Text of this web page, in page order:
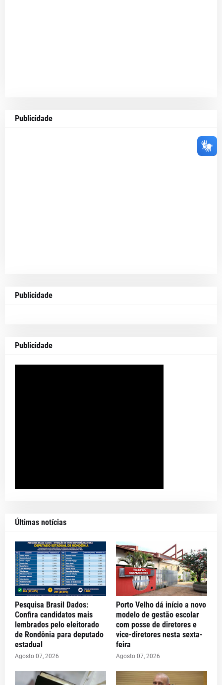
Publicidade
Publicidade
Publicidade
Últimas notícias
Pesquisa Brasil Dados:
Confira candidatos mais
lembrados pelo eleitorado
de Rondônia para deputado
estadual
Agosto 07, 2026
Porto Velho dá início a novo
modelo de gestão escolar
com posse de diretores e
vice-diretores nesta sexta-
feira
Agosto 07, 2026